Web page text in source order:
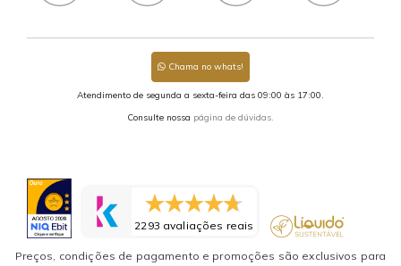
Chama no whats!
Atendimento de segunda a sexta-feira das 09:00 às 17:00.
Consulte nossa página de dúvidas.
2293 avaliações reais
Preços, condições de pagamento e promoções são exclusivos para